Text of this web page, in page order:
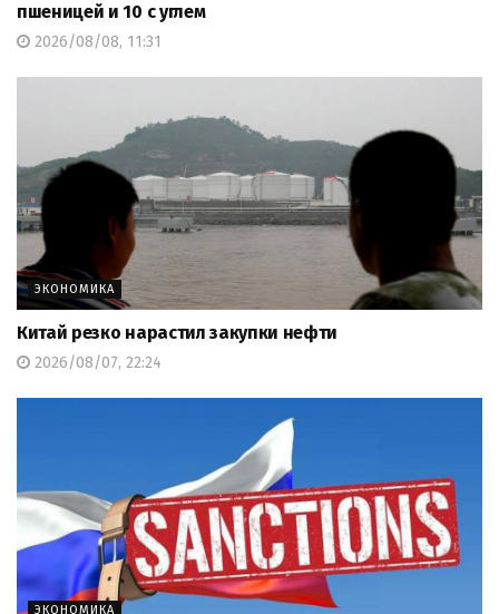
пшеницей и 10 с углем
2026/08/08, 11:31
ЭКОНОМИКА
Китай резко нарастил закупки нефти
2026/08/07, 22:24
ЭКОНОМИКА